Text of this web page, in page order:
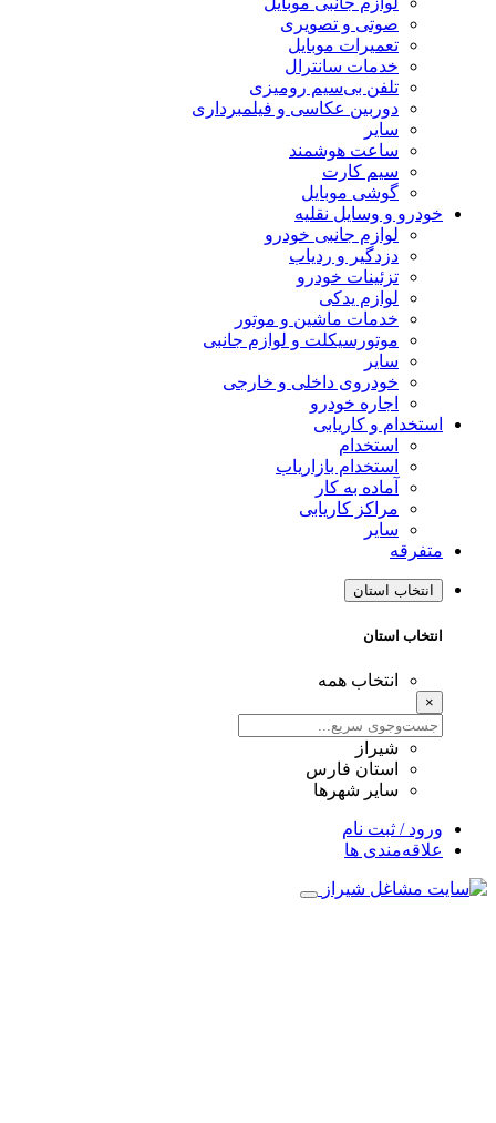
صوتی و تصویری
تعمیرات موبایل
خدمات سانترال
تلفن بی‌سیم رومیزی
دوربین عکاسی و فیلمبرداری
سایر
ساعت هوشمند
سیم کارت
گوشی موبایل
خودرو و وسایل نقلیه
لوازم جانبی خودرو
دزدگیر و ردیاب
تزئینات خودرو
لوازم یدکی
خدمات ماشین و موتور
موتورسیکلت و لوازم جانبی
سایر
خودروی داخلی و خارجی
اجاره خودرو
استخدام و کاریابی
استخدام
استخدام بازاریاب
آماده به کار
مراکز کاریابی
سایر
متفرقه
انتخاب استان
انتخاب استان
انتخاب همه
×
شیراز
استان فارس
سایر شهرها
ورود / ثبت نام
علاقه‌مندی ها